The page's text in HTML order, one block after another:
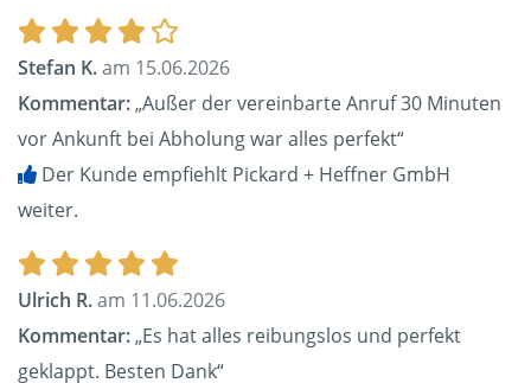
Stefan K.am 15.06.2026
Kommentar:„Außer der vereinbarte Anruf 30 Minuten
vor Ankunft bei Abholung war alles perfekt“
Der Kunde empfiehlt Pickard + Heffner GmbH
weiter.
Ulrich R.am 11.06.2026
Kommentar:„Es hat alles reibungslos und perfekt
geklappt. Besten Dank“